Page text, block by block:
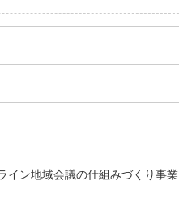
イン地域会議の仕組みづくり事業